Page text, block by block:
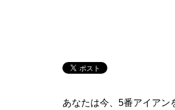
あなたは今、5番アイアン